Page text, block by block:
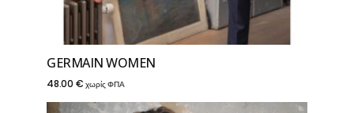
GERMAIN WOMEN
48.00 € χωρίς ΦΠΑ